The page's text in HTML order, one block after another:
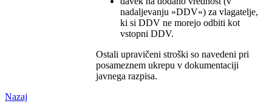
nadaljevanju »DDV«) za vlagatelje,
ki si DDV ne morejo odbiti kot
vstopni DDV.
Ostali upravičeni stroški so navedeni pri
posameznem ukrepu v dokumentaciji
javnega razpisa.
Nazaj